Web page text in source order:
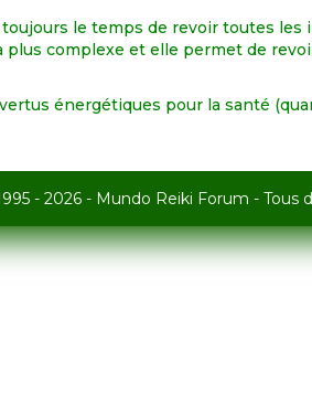
le temps de revoir toutes
complexe et elle permet de
énergétiques pour la santé
- 2026 - Mundo Reiki Forum - Tous